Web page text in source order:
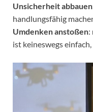
Unsicherheit abbauen
handlungsfähig
Umdenken anstoßen:
ist keineswegs